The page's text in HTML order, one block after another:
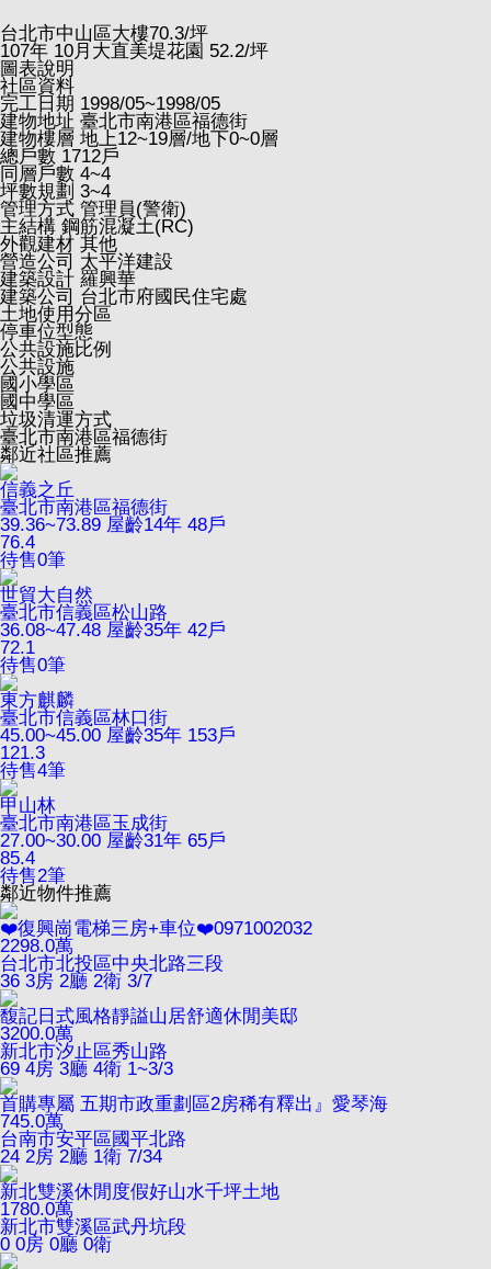
台北市中山區大樓70.3/坪
107年 10月大直美堤花園 52.2/坪
圖表說明
社區資料
完工日期 1998/05~1998/05
建物地址 臺北市南港區福德街
建物樓層 地上12~19層/地下0~0層
總戶數 1712戶
同層戶數 4~4
坪數規劃 3~4
管理方式 管理員(警衛)
主結構 鋼筋混凝土(RC)
外觀建材 其他
營造公司 太平洋建設
建築設計 羅興華
建築公司 台北市府國民住宅處
土地使用分區
停車位型態
公共設施比例
公共設施
國小學區
國中學區
垃圾清運方式
臺北市南港區福德街
鄰近社區推薦
信義之丘
臺北市南港區福德街
39.36~73.89 屋齡14年 48戶
76.4
待售0筆
世貿大自然
臺北市信義區松山路
36.08~47.48 屋齡35年 42戶
72.1
待售0筆
東方麒麟
臺北市信義區林口街
45.00~45.00 屋齡35年 153戶
121.3
待售4筆
甲山林
臺北市南港區玉成街
27.00~30.00 屋齡31年 65戶
85.4
待售2筆
鄰近物件推薦
❤️復興崗電梯三房+車位❤️0971002032
2298.0萬
台北市北投區中央北路三段
36 3房 2廳 2衛 3/7
馥記日式風格靜謚山居舒適休閒美邸
3200.0萬
新北市汐止區秀山路
69 4房 3廳 4衛 1~3/3
首購專屬 五期市政重劃區2房稀有釋出』愛琴海
745.0萬
台南市安平區國平北路
24 2房 2廳 1衛 7/34
新北雙溪休閒度假好山水千坪土地
1780.0萬
新北市雙溪區武丹坑段
0 0房 0廳 0衛